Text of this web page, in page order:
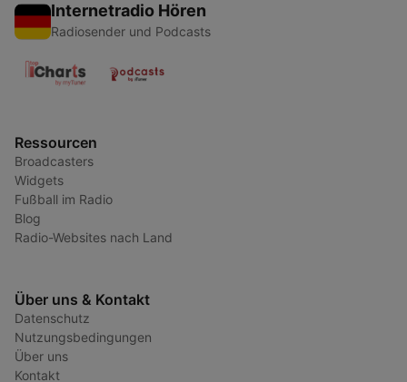
Internetradio Hören
Radiosender und Podcasts
Ressourcen
Broadcasters
Widgets
Fußball im Radio
Blog
Radio-Websites nach Land
Über uns & Kontakt
Datenschutz
Nutzungsbedingungen
Über uns
Kontakt